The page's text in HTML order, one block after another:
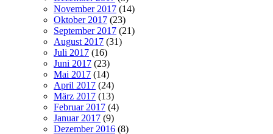
November 2017 (14)
Oktober 2017 (23)
September 2017 (21)
August 2017 (31)
Juli 2017 (16)
Juni 2017 (23)
Mai 2017 (14)
April 2017 (24)
März 2017 (13)
Februar 2017 (4)
Januar 2017 (9)
Dezember 2016 (8)